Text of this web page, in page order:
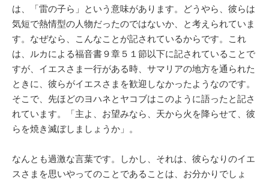
は、「雷の子ら」という意味があります。どうやら、彼らは
気短で熱情型の人物だったのではないか、と考えられていま
す。なぜなら、こんなことが記されているからです。これ
は、ルカによる福音書９章５１節以下に記されていることで
すが、イエスさま一行がある時、サマリアの地方を通られた
ときに、彼らがイエスさまを歓迎しなかったようなのです。
そこで、先ほどのヨハネとヤコブはこのように語ったと記さ
れています。「主よ、お望みなら、天から火を降らせて、彼
らを焼き滅ぼしましょうか」。
なんとも過激な言葉です。しかし、それは、彼らなりのイエ
スさまを思いやってのことであることは、お分かりでしょ